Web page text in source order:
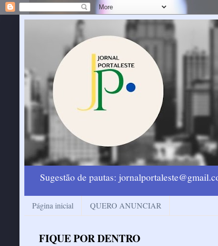
Sugestão de pautas:
Página inicial QUERO ANUNCIAR
FIQUE POR DENTRO